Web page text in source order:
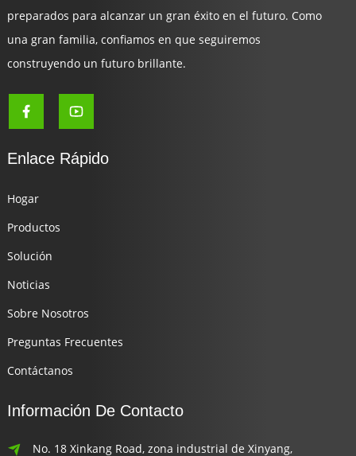
preparados para alcanzar un gran éxito en el futuro. Como
una gran familia, confiamos en que seguiremos
construyendo un futuro brillante.
Enlace Rápido
Hogar
Productos
Solución
Noticias
Sobre Nosotros
Preguntas Frecuentes
Contáctanos
Información De Contacto
No. 18 Xinkang Road, zona industrial de Xinyang,